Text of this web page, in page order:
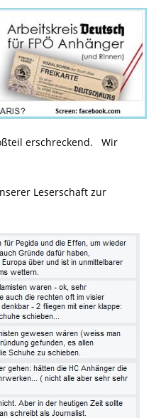
erschreckend. Wir
Leserschaft zur